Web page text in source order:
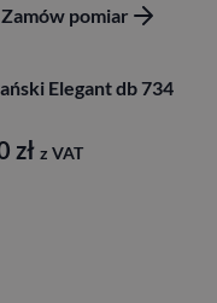
Zamów pomiar
Elegant db 734
zł z VAT